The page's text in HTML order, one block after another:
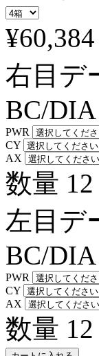
¥60,384
右目デ
BC/DIA
PWR
CY
AX
数量 12
左目デ
BC/DIA
PWR
CY
AX
数量 12